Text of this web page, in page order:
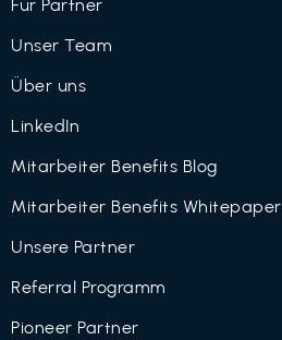
Für Partner
Unser Team
Über uns
LinkedIn
Mitarbeiter Benefits Blog
Mitarbeiter Benefits Whitepaper
Unsere Partner
Referral Programm
Pioneer Partner